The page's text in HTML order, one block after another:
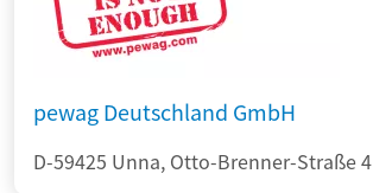
pewag Deutschland GmbH
D-59425 Unna, Otto-Brenner-Straße 4